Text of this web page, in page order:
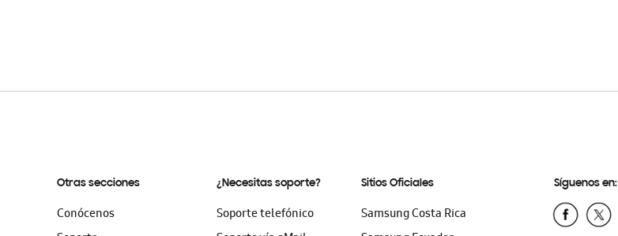
Otras secciones
Conócenos
¿Necesitas soporte?
Soporte telefónico
Sitios Oficiales
Samsung Costa Rica
Síguenos en: